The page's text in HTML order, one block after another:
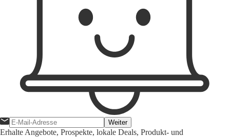
Weiter
Erhalte Angebote, Prospekte, lokale Deals, Produkt- und